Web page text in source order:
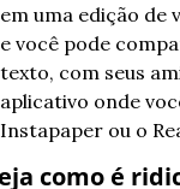
em uma edição de
e você pode
texto, com seus
aplicativo onde
Instapaper ou o
como é